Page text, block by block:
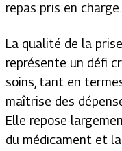
repas pris en charge.
La qualité de la
représente un défi
soins, tant en
maîtrise des
Elle repose
du médicament et